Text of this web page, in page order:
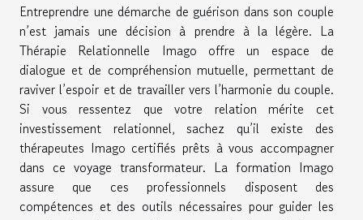
Entreprendre une démarche de guérison dans son couple
n’est jamais une décision à prendre à la légère. La
Thérapie Relationnelle Imago offre un espace de
dialogue et de compréhension mutuelle, permettant de
raviver l’espoir et de travailler vers l’harmonie du couple.
Si vous ressentez que votre relation mérite cet
investissement relationnel, sachez qu’il existe des
thérapeutes Imago certifiés prêts à vous accompagner
dans ce voyage transformateur. La formation Imago
assure que ces professionnels disposent des
compétences et des outils nécessaires pour guider les